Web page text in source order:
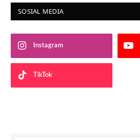
SOSIAL MEDIA
Instagram
TikTok